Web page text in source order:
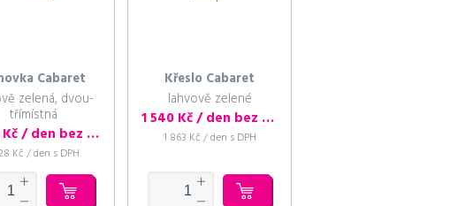
Cabaret
zelená, dvou-
třímístná
2 420 Kč / den bez DPH
Kč / den s DPH
Křeslo Cabaret
lahvově zelené
1 540 Kč / den bez DPH
1 863 Kč / den s DPH